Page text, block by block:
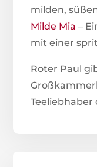
milden,
Milde Mia –
mit einer
Roter Paul
Teeliebhaber